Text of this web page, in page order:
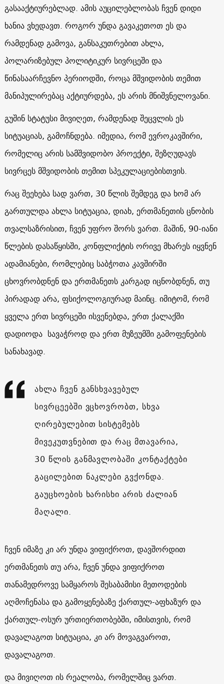
გასააქტიურებლად. ამის აუცილებლობას ჩვენ დიდი
ხანია ვხედავთ. როგორ უნდა გავაკეთოთ ეს და
რამდენად გამოვა, განსაკუთრებით ახლა,
პოლარიზებულ პოლიტიკურ სივრცეში და
წინასაარჩევნო პერიოდში, როცა მშვიდობის თემით
მანიპულირებაც აქტიურდება, ეს არის მნიშვნელოვანი.
გუშინ სტატუსი მივიღეთ, რამდენად შეცვლის ეს
სიტუაციას, გამოჩნდება. იმედია, რომ ევროკავშირი,
რომელიც არის სამშვიდობო პროექტი, შეზღუდავს
სივრცეს მშვიდობის თემით სპეკულაციებისთვის.
რაც შეეხება სად ვართ, 30 წლის შემდეგ და ხომ არ
გართულდა ახლა სიტუაცია, დიახ, ერთმანეთის ცნობის
თვალსაზრისით, ჩვენ უფრო შორს ვართ. მაშინ, 90-იანი
წლების დასაწყისში, კონფლიქტის ორივე მხარეს იყვნენ
ადამიანები, რომლებიც საბჭოთა კავშირში
ცხოვრობდნენ და ერთმანეთს კარგად იცნობდნენ, თუ
პირადად არა, ფსიქოლოგიურად მაინც. იმიტომ, რომ
ყველა ერთ სივრცეში ისვენებდა, ერთ ქალაქში
დადიოდა სავაჭროდ და ერთ მუზეუმში გამოფენების
სანახავად.
ახლა ჩვენ განსხვავებულ
სივრცეებში ვცხოვრობთ, სხვა
ღირებულებით სისტემებს
მივეკუთვნებით და რაც მთავარია,
30 წლის განმავლობაში კონტაქტები
გაცილებით ნაკლები გვქონდა.
გაუცხოების ხარისხი არის ძალიან
მაღალი.
ჩვენ იმაზე კი არ უნდა ვიფიქროთ, დავშორდით
ერთმანეთს თუ არა, ჩვენ უნდა ვიფიქროთ
თანამედროვე სამყაროს შესაბამისი მეთოდების
აღმოჩენასა და გამოყენებაზე ქართულ-აფხაზურ და
ქართულ-ოსურ ურთიერთობებში, იმისთვის, რომ
დავალაგოთ სიტუაცია, კი არ მოვაგვაროთ,
დავალაგოთ.
და მივიღოთ ის რეალობა, რომელშიც ვართ.